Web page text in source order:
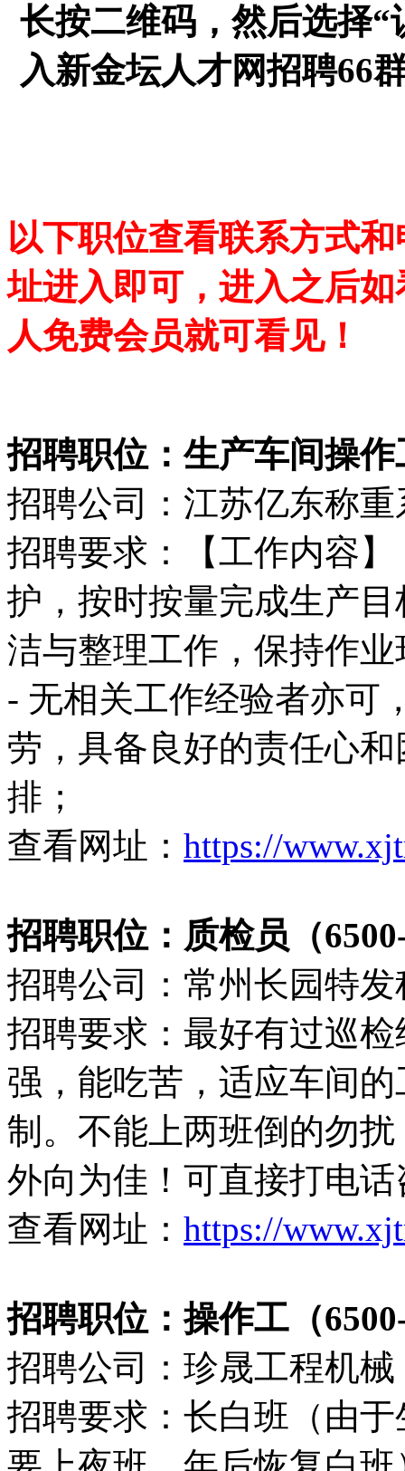
长按二维码，然后选择
入新金坛人才网招聘66
以下职位查看联系方式
址进入即可，进入之后
人免费会员就可看见！
招聘职位：生产车间操
招聘公司：江苏亿东称
招聘要求：【工作内容
护，按时按量完成生产
洁与整理工作，保持作
- 无相关工作经验者亦可
劳，具备良好的责任心
排；
查看网址： https://
招聘职位：质检员（
招聘公司：常州长园特
招聘要求：最好有过巡
强，能吃苦，适应车间
制。不能上两班倒的勿
外向为佳！可直接打电话
查看网址： https://
招聘职位：操作工（
招聘公司：珍晟工程机
招聘要求：长白班（由